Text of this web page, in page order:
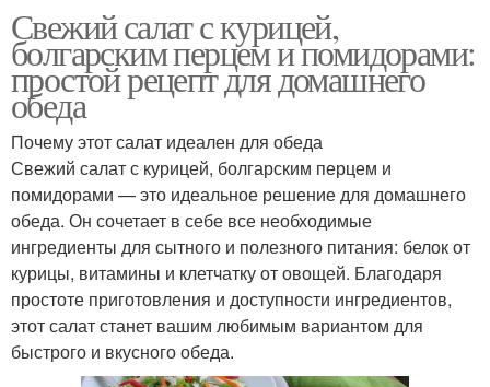
Свежий салат с курицей,
болгарским перцем и помидорами:
простой рецепт для домашнего
обеда
Почему этот салат идеален для обеда
Свежий салат с курицей, болгарским перцем и
помидорами — это идеальное решение для домашнего
обеда. Он сочетает в себе все необходимые
ингредиенты для сытного и полезного питания: белок от
курицы, витамины и клетчатку от овощей. Благодаря
простоте приготовления и доступности ингредиентов,
этот салат станет вашим любимым вариантом для
быстрого и вкусного обеда.